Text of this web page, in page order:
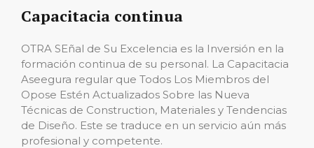
Capacitacia continua
OTRA SEñal de Su Excelencia es la Inversión en la
formación continua de su personal. La Capacitacia
Aseegura regular que Todos Los Miembros del
Opose Estén Actualizados Sobre las Nueva
Técnicas de Construction, Materiales y Tendencias
de Diseño. Este se traduce en un servicio aún más
profesional y competente.